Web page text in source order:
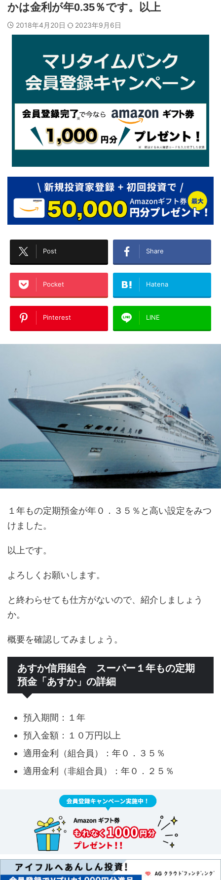
かは金利が年0.35％です。以上
2018年4月20日 2023年9月6日
Post Share
Pocket Hatena
Pinterest LINE
１年もの定期預金が年０．３５％と高い設定をみつ
けました。
以上です。
よろしくお願いします。
と終わらせても仕方がないので、紹介しましょう
か。
概要を確認してみましょう。
あすか信用組合 スーパー１年もの定期
預金「あすか」の詳細
預入期間：１年
預入金額：１０万円以上
適用金利（組合員）：年０．３５％
適用金利（非組合員）：年０．２５％